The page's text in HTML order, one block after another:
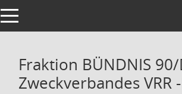
Toggle navigation
Fraktion BÜNDNIS
Zweckverbandes